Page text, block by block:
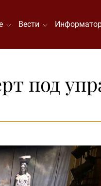
Вести
под